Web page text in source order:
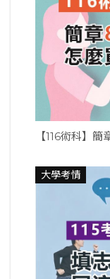
【116術科】
大學考情